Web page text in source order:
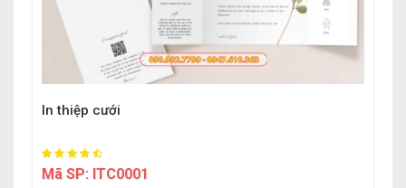
In thiệp cưới
Mã SP: ITC0001